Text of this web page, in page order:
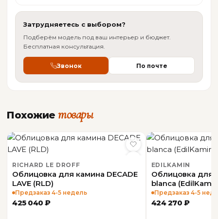
Страна-
производитель
Италия
ОБЩАЯ ИНФОРМАЦИЯ
Производитель EdilKamin
Затрудняетесь с выбором?
Подберём модель под ваш интерьер и бюджет.
Бесплатная консультация.
Звонок По почте
Похожие товары
RICHARD LE DROFF
Облицовка для камина DECADE
LAVE (RLD)
Предзаказ 4-5 недель
425 040 ₽
EDILKAMIN
Облицовка для
blanca
Предзаказ 4-5
424 270 ₽